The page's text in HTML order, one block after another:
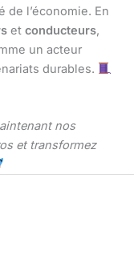
de l’économie. En
et conducteurs,
un acteur
durables.
nos
et transformez